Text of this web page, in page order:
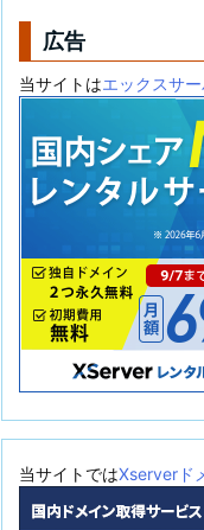
広告
当サイトはエックスサ
当サイトではXserverド